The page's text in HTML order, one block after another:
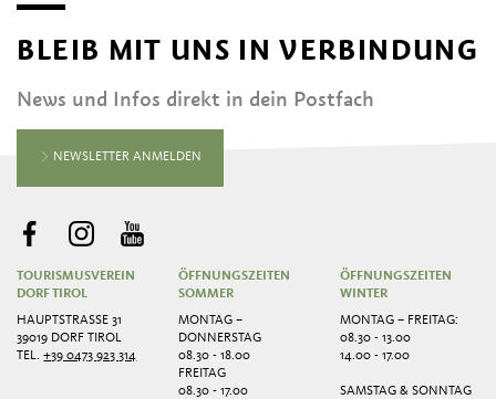
BLEIB MIT UNS IN VERBINDUNG
News und Infos direkt in dein Postfach
NEWSLETTER ANMELDEN
TOURISMUSVEREIN
DORF TIROL
HAUPTSTRASSE 31
39019 DORF TIROL
TEL.+39 0473 923 314
ÖFFNUNGSZEITEN
SOMMER
MONTAG –
DONNERSTAG
08.30 - 18.00
FREITAG
08.30 - 17.00
ÖFFNUNGSZEITEN
WINTER
MONTAG – FREITAG:
08.30 - 13.00
14.00 - 17.00
SAMSTAG & SONNTAG